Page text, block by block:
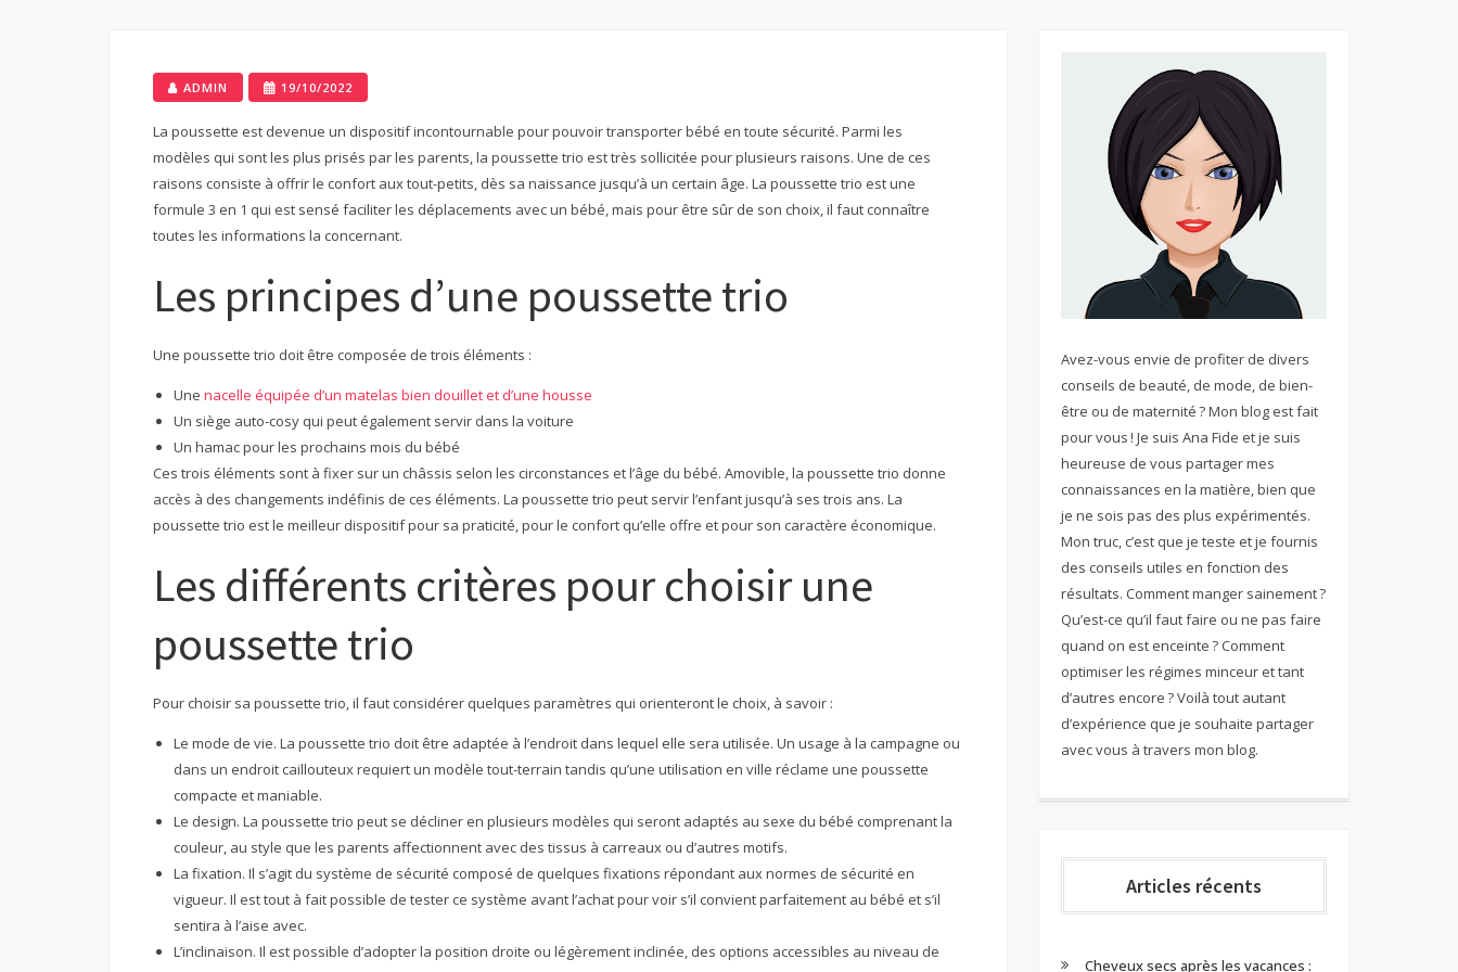
ADMIN 19/10/2022
La poussette est devenue un dispositif incontournable pour pouvoir transporter bébé en toute sécurité. Parmi les
modèles qui sont les plus prisés par les parents, la poussette trio est très sollicitée pour plusieurs raisons. Une de ces
raisons consiste à offrir le confort aux tout-petits, dès sa naissance jusqu’à un certain âge. La poussette trio est une
formule 3 en 1 qui est sensé faciliter les déplacements avec un bébé, mais pour être sûr de son choix, il faut connaître
toutes les informations la concernant.
Les principes d’une poussette trio
Une poussette trio doit être composée de trois éléments :
Unenacelle équipée d’un matelas bien douillet et d’une housse
Un siège auto-cosy qui peut également servir dans la voiture
Un hamac pour les prochains mois du bébé
Ces trois éléments sont à fixer sur un châssis selon les circonstances et l’âge du bébé. Amovible, la poussette trio donne
accès à des changements indéfinis de ces éléments. La poussette trio peut servir l’enfant jusqu’à ses trois ans. La
poussette trio est le meilleur dispositif pour sa praticité, pour le confort qu’elle offre et pour son caractère économique.
Les différents critères pour choisir une
poussette trio
Pour choisir sa poussette trio, il faut considérer quelques paramètres qui orienteront le choix, à savoir :
Le mode de vie. La poussette trio doit être adaptée à l’endroit dans lequel elle sera utilisée. Un usage à la campagne ou
dans un endroit caillouteux requiert un modèle tout-terrain tandis qu’une utilisation en ville réclame une poussette
compacte et maniable.
Le design. La poussette trio peut se décliner en plusieurs modèles qui seront adaptés au sexe du bébé comprenant la
couleur, au style que les parents affectionnent avec des tissus à carreaux ou d’autres motifs.
La fixation. Il s’agit du système de sécurité composé de quelques fixations répondant aux normes de sécurité en
vigueur. Il est tout à fait possible de tester ce système avant l’achat pour voir s’il convient parfaitement au bébé et s’il
sentira à l’aise avec.
L’inclinaison. Il est possible d’adopter la position droite ou légèrement inclinée, des options accessibles au niveau de
Avez-vous envie de profiter de divers
conseils de beauté, de mode, de bien-
être ou de maternité ? Mon blog est fait
pour vous ! Je suis Ana Fide et je suis
heureuse de vous partager mes
connaissances en la matière, bien que
je ne sois pas des plus expérimentés.
Mon truc, c’est que je teste et je fournis
des conseils utiles en fonction des
résultats. Comment manger sainement ?
Qu’est-ce qu’il faut faire ou ne pas faire
quand on est enceinte ? Comment
optimiser les régimes minceur et tant
d’autres encore ? Voilà tout autant
d’expérience que je souhaite partager
avec vous à travers mon blog.
Articles récents
Cheveux secs après les vacances :